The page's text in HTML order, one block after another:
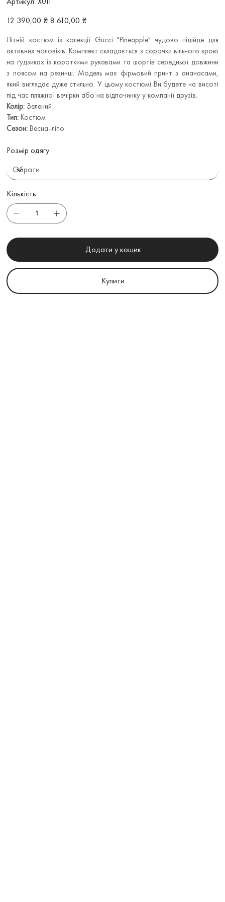
Х011
Звичайна
ціна
12 390,00 ₴ Ціна
зі
8 610,00 ₴
Літній костюм із колекції Gucci "Pineapple" чудово підійде для
активних чоловіків. Комплект складається з сорочки вільного крою
на ґудзиках із короткими рукавами та шортів середньої довжини
з поясом на резинці. Модель має фірмовий принт з ананасами,
який виглядає дуже стильно. У цьому костюмі Ви будете на висоті
під час пляжної вечірки або на відпочинку у компанії друзів.
Колір: Зелений
Тип: Костюм
Сезон: Весна-літо
Розмір одягу
Кількість
Додати у кошик
Купити